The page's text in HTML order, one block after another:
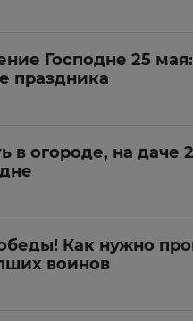
Господне 25
праздника
в огороде, на даче
Как нужно
воинов